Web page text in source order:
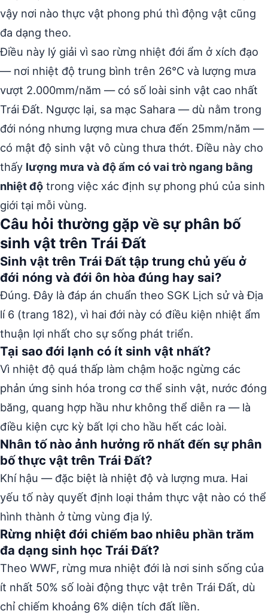
vậy nơi nào thực vật phong phú thì động vật cũng
đa dạng theo.
Điều này lý giải vì sao rừng nhiệt đới ẩm ở xích đạo
— nơi nhiệt độ trung bình trên 26°C và lượng mưa
vượt 2.000mm/năm — có số loài sinh vật cao nhất
Trái Đất. Ngược lại, sa mạc Sahara — dù nằm trong
đới nóng nhưng lượng mưa chưa đến 25mm/năm —
có mật độ sinh vật vô cùng thưa thớt. Điều này cho
thấy lượng mưa và độ ẩm có vai trò ngang bằng
nhiệt độ trong việc xác định sự phong phú của sinh
giới tại mỗi vùng.
Câu hỏi thường gặp về sự phân bố
sinh vật trên Trái Đất
Sinh vật trên Trái Đất tập trung chủ yếu ở
đới nóng và đới ôn hòa đúng hay sai?
Đúng. Đây là đáp án chuẩn theo SGK Lịch sử và Địa
lí 6 (trang 182), vì hai đới này có điều kiện nhiệt ẩm
thuận lợi nhất cho sự sống phát triển.
Tại sao đới lạnh có ít sinh vật nhất?
Vì nhiệt độ quá thấp làm chậm hoặc ngừng các
phản ứng sinh hóa trong cơ thể sinh vật, nước đóng
băng, quang hợp hầu như không thể diễn ra — là
điều kiện cực kỳ bất lợi cho hầu hết các loài.
Nhân tố nào ảnh hưởng rõ nhất đến sự phân
bố thực vật trên Trái Đất?
Khí hậu — đặc biệt là nhiệt độ và lượng mưa. Hai
yếu tố này quyết định loại thảm thực vật nào có thể
hình thành ở từng vùng địa lý.
Rừng nhiệt đới chiếm bao nhiêu phần trăm
đa dạng sinh học Trái Đất?
Theo WWF, rừng mưa nhiệt đới là nơi sinh sống của
ít nhất 50% số loài động thực vật trên Trái Đất, dù
chỉ chiếm khoảng 6% diện tích đất liền.